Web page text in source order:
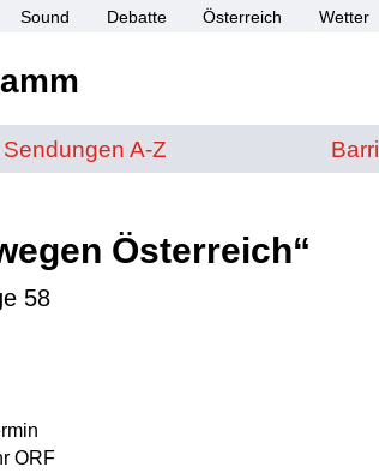
Sound Debatte Österreich Wetter
Sendungen von A bis Z
Sendungen A-Z
Österreich“
58
in ORF SPORT+
ORF